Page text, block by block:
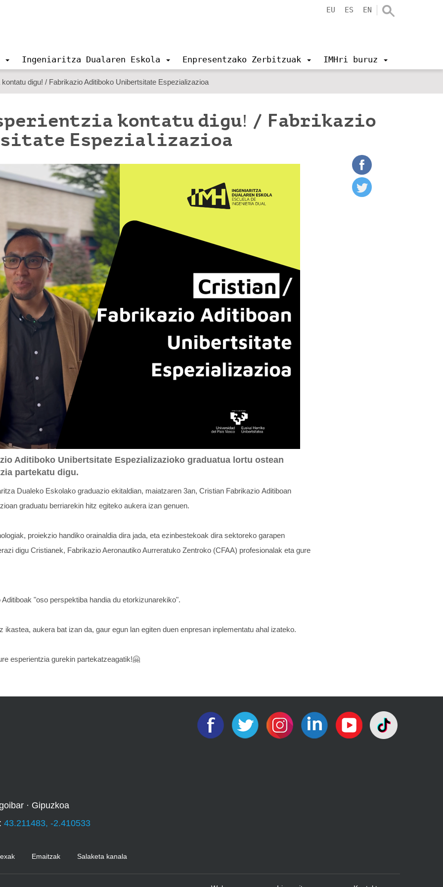
EU ES EN
Ingeniaritza Dualaren Eskola Enpresentzako Zerbitzuak IMHri buruz
digu! / Fabrikazio Aditiboko Unibertsitate Espezializazioa
kontatu digu! / Fabrikazio
Espezializazioa
Aditiboko Unibertsitate Espezializazioko graduatua lortu ostean
partekatu digu.
Dualeko Eskolako graduazio ekitaldian, maiatzaren 3an, Cristian Fabrikazio Aditiboan
graduatu berriarekin hitz egiteko aukera izan genuen.
proiekzio handiko orainaldia dira jada, eta ezinbestekoak dira sektoreko garapen
digu Cristianek, Fabrikazio Aeronautiko Aurreratuko Zentroko (CFAA) profesionalak eta gure
"oso perspektiba handia du etorkizunarekiko".
ikastea, aukera bat izan da, gaur egun lan egiten duen enpresan inplementatu ahal izateko.
esperientzia gurekin partekatzeagatik!🤗
· Gipuzkoa
43.211483, -2.410533
Emaitzak Salaketa kanala